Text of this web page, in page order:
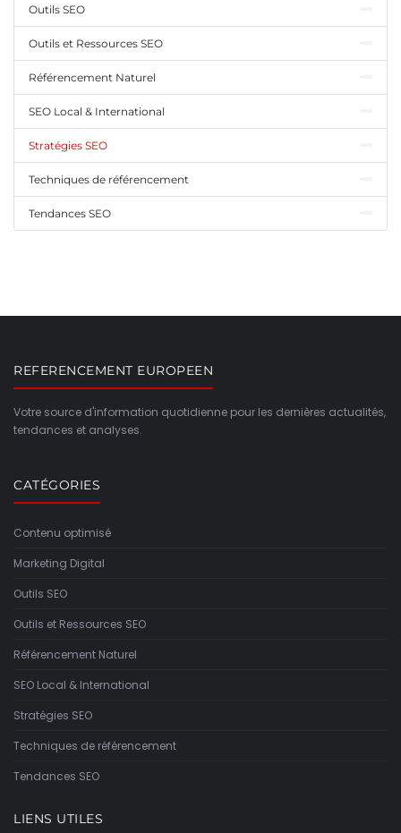
Outils SEO
Outils et Ressources SEO
Référencement Naturel
SEO Local & International
Stratégies SEO
Techniques de référencement
Tendances SEO
REFERENCEMENT EUROPEEN
Votre source d'information quotidienne pour les dernières actualités,
tendances et analyses.
CATÉGORIES
Contenu optimisé
Marketing Digital
Outils SEO
Outils et Ressources SEO
Référencement Naturel
SEO Local & International
Stratégies SEO
Techniques de référencement
Tendances SEO
LIENS UTILES